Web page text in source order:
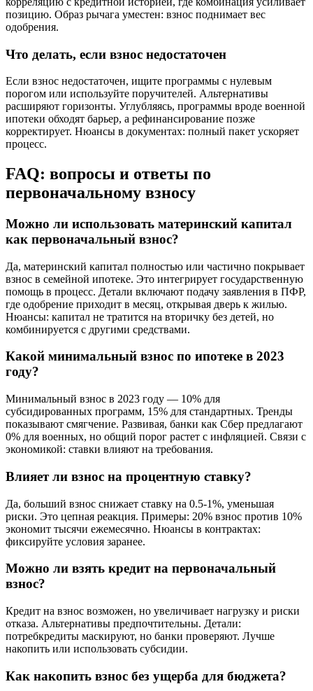
позицию. Образ рычага уместен: взнос поднимает вес
одобрения.
Что делать, если взнос недостаточен
Если взнос недостаточен, ищите программы с нулевым
порогом или используйте поручителей. Альтернативы
расширяют горизонты. Углубляясь, программы вроде военной
ипотеки обходят барьер, а рефинансирование позже
корректирует. Нюансы в документах: полный пакет ускоряет
процесс.
FAQ: вопросы и ответы по
первоначальному взносу
Можно ли использовать материнский капитал
как первоначальный взнос?
Да, материнский капитал полностью или частично покрывает
взнос в семейной ипотеке. Это интегрирует государственную
помощь в процесс. Детали включают подачу заявления в ПФР,
где одобрение приходит в месяц, открывая дверь к жилью.
Нюансы: капитал не тратится на вторичку без детей, но
комбинируется с другими средствами.
Какой минимальный взнос по ипотеке в 2023
году?
Минимальный взнос в 2023 году — 10% для
субсидированных программ, 15% для стандартных. Тренды
показывают смягчение. Развивая, банки как Сбер предлагают
0% для военных, но общий порог растет с инфляцией. Связи с
экономикой: ставки влияют на требования.
Влияет ли взнос на процентную ставку?
Да, больший взнос снижает ставку на 0.5-1%, уменьшая
риски. Это цепная реакция. Примеры: 20% взнос против 10%
экономит тысячи ежемесячно. Нюансы в контрактах:
фиксируйте условия заранее.
Можно ли взять кредит на первоначальный
взнос?
Кредит на взнос возможен, но увеличивает нагрузку и риски
отказа. Альтернативы предпочтительны. Детали:
потребкредиты маскируют, но банки проверяют. Лучше
накопить или использовать субсидии.
Как накопить взнос без ущерба для бюджета?